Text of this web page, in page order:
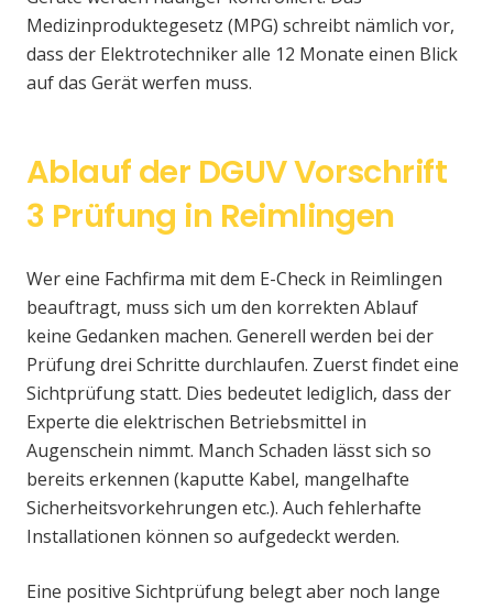
Medizinproduktegesetz (MPG) schreibt nämlich vor,
dass der Elektrotechniker alle 12 Monate einen Blick
auf das Gerät werfen muss.
Ablauf der DGUV Vorschrift
3 Prüfung in Reimlingen
Wer eine Fachfirma mit dem E-Check in Reimlingen
beauftragt, muss sich um den korrekten Ablauf
keine Gedanken machen. Generell werden bei der
Prüfung drei Schritte durchlaufen. Zuerst findet eine
Sichtprüfung statt. Dies bedeutet lediglich, dass der
Experte die elektrischen Betriebsmittel in
Augenschein nimmt. Manch Schaden lässt sich so
bereits erkennen (kaputte Kabel, mangelhafte
Sicherheitsvorkehrungen etc.). Auch fehlerhafte
Installationen können so aufgedeckt werden.
Eine positive Sichtprüfung belegt aber noch lange